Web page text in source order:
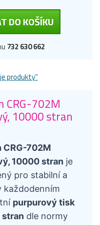
DO KOŠÍKU
732 630 662
produkty”
CRG-702M
10000 stran
CRG-702M
10000 stran je
pro stabilní a
každodenním
purpurový tisk
stran dle normy